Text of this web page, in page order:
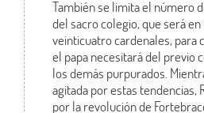
También se limita el número
del sacro colegio, que será
veinticuatro cardenales, para
el papa necesitará del previo
los demás purpurados.
agitada por estas tendencias,
por la revolución de